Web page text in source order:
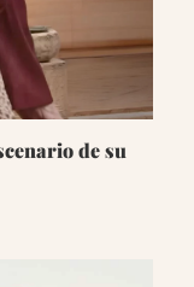
de su